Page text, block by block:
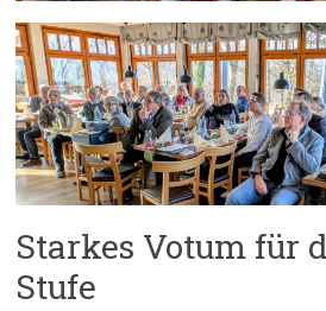
Starkes Votum für
Stufe